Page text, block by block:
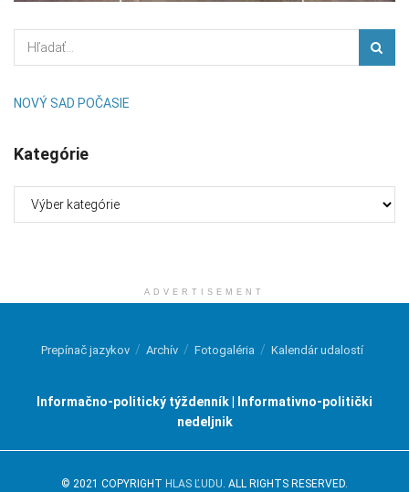
NOVÝ SAD POČASIE
Kategórie
ADVERTISEMENT
Prepínač jazykov Archív Fotogaléria Kalendár udalostí
Informačno-politický týždenník | Informativno-politički
nedeljnik
© 2021 COPYRIGHT HLAS ĽUDU. ALL RIGHTS RESERVED.